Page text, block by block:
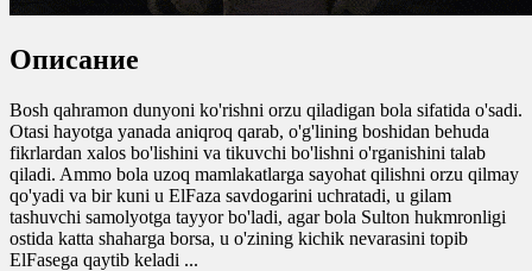
Описание
Bosh qahramon dunyoni ko'rishni orzu qiladigan bola sifatida o'sadi.
Otasi hayotga yanada aniqroq qarab, o'g'lining boshidan behuda
fikrlardan xalos bo'lishini va tikuvchi bo'lishni o'rganishini talab
qiladi. Ammo bola uzoq mamlakatlarga sayohat qilishni orzu qilmay
qo'yadi va bir kuni u ElFaza savdogarini uchratadi, u gilam
tashuvchi samolyotga tayyor bo'ladi, agar bola Sulton hukmronligi
ostida katta shaharga borsa, u o'zining kichik nevarasini topib
ElFasega qaytib keladi ...